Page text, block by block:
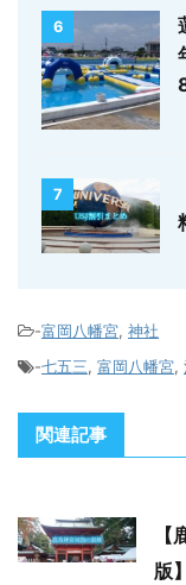
6
7
-富岡八幡宮, 神社
-七五三, 富岡八幡宮,
関連記事
版